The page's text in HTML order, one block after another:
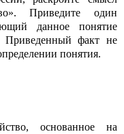
Приведите один
данное понятие
Приведенный факт не
понятия.
основанное на